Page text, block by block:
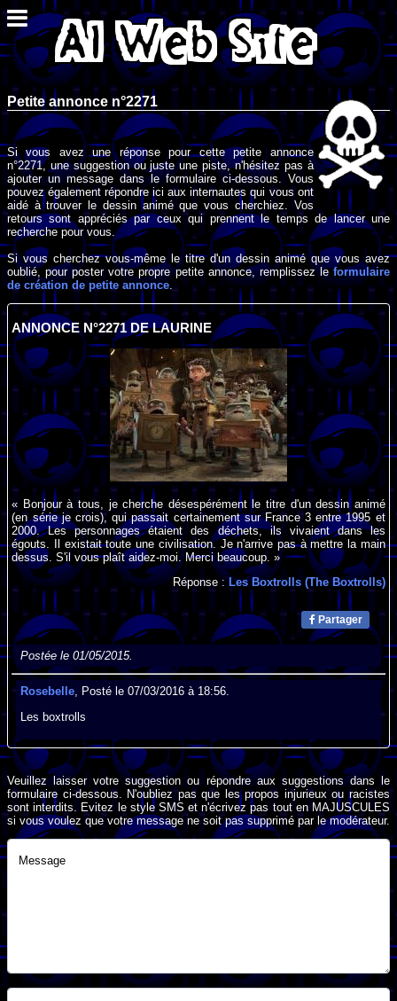
Petite annonce n°2271
Si vous avez une réponse pour cette petite annonce
n°2271, une suggestion ou juste une piste, n'hésitez pas à
ajouter un message dans le formulaire ci-dessous. Vous
pouvez également répondre ici aux internautes qui vous ont
aidé à trouver le dessin animé que vous cherchiez. Vos
retours sont appréciés par ceux qui prennent le temps de lancer une
recherche pour vous.
Si vous cherchez vous-même le titre d'un dessin animé que vous avez
oublié, pour poster votre propre petite annonce, remplissez leformulaire
de création de petite annonce .
ANNONCE N°2271 DE LAURINE
« Bonjour à tous, je cherche désespérément le titre d'un dessin animé
(en série je crois), qui passait certainement sur France 3 entre 1995 et
2000. Les personnages étaient des déchets, ils vivaient dans les
égouts. Il existait toute une civilisation. Je n'arrive pas à mettre la main
dessus. S'il vous plaît aidez-moi. Merci beaucoup. »
Réponse :Les Boxtrolls (The Boxtrolls)
Partager
Postée le 01/05/2015.
Rosebelle, Posté le 07/03/2016 à 18:56.
Les boxtrolls
Veuillez laisser votre suggestion ou répondre aux suggestions dans le
formulaire ci-dessous. N'oubliez pas que les propos injurieux ou racistes
sont interdits. Evitez le style SMS et n'écrivez pas tout en MAJUSCULES
si vous voulez que votre message ne soit pas supprimé par le modérateur.
Message